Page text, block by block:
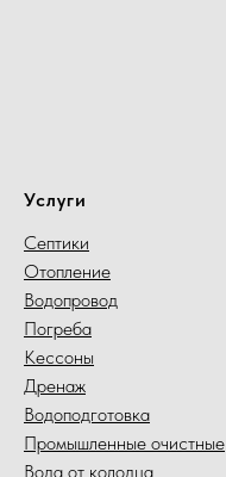
Услуги
Септики
Отопление
Водопровод
Погреба
Кессоны
Дренаж
Водоподготовка
Промышленные очистные
Вода от колодца